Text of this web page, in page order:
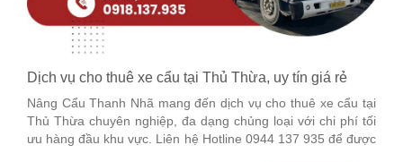
Dịch vụ cho thuê xe cẩu tại Thủ Thừa, uy tín giá rẻ
Nâng Cẩu Thanh Nhã mang đến dịch vụ cho thuê xe cẩu tại
Thủ Thừa chuyên nghiệp, đa dạng chủng loại với chi phí tối
ưu hàng đầu khu vực. Liên hệ Hotline 0944 137 935 để được